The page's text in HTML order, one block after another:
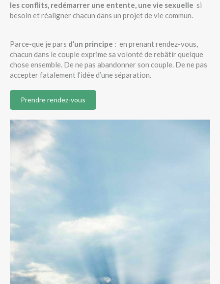
les conflits, redémarrer une entente, une vie sexuelle si
besoin et réaligner chacun dans un projet de vie commun.
Parce-que je pars d’un principe : en prenant rendez-vous,
chacun dans le couple exprime sa volonté de rebâtir quelque
chose ensemble. De ne pas abandonner son couple. De ne pas
accepter fatalement l’idée d’une séparation.
Prendre rendez-vous